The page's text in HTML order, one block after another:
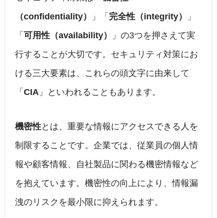
（confidentiality）
」「 完全性（integrity）
」
「 可用性（availability）
」の3つを押さえて実
行することが大切です。セキュリティ対策にお
ける三大要素は、これらの頭文字に由来して
「 CIA 」といわれることもあります。
機密性とは、重要な情報にアクセスできる人を
制限することです。企業では、従業員の個人情
報や顧客情報、自社製品に関わる機密情報など
を抱えています。機密性の向上により、情報漏
洩のリスクを最小限に抑えられます。